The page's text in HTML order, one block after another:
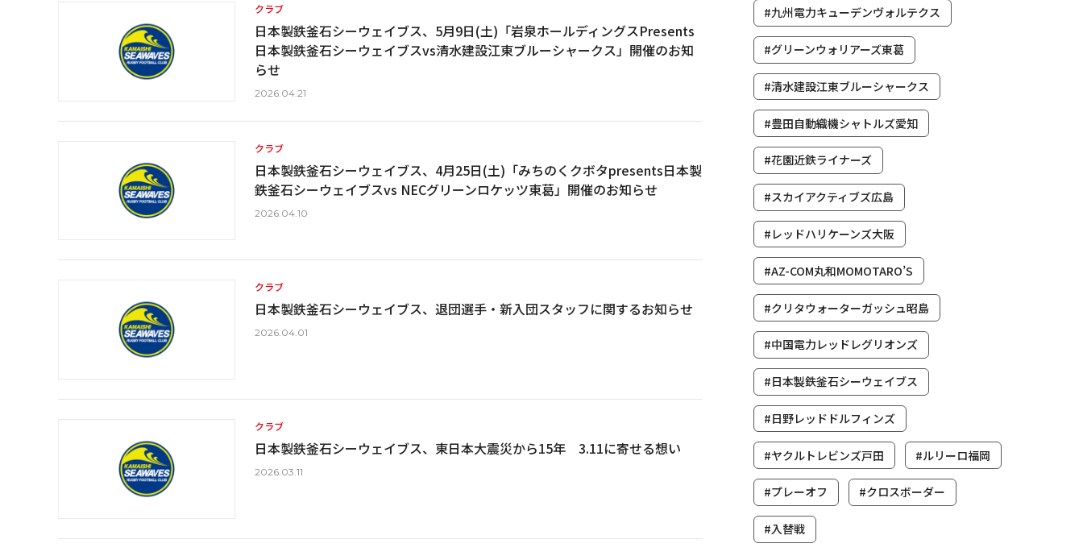
クラブ
日本製鉄釜石シーウェイブス、5月9日(土)「岩泉ホールディングスPresents
日本製鉄釜石シーウェイブスvs清水建設江東ブルーシャークス」開催のお知
らせ
2026.04.21
クラブ
日本製鉄釜石シーウェイブス、4月25日(土)「みちのくクボタpresents日本製
鉄釜石シーウェイブスvs NECグリーンロケッツ東葛」開催のお知らせ
2026.04.10
クラブ
日本製鉄釜石シーウェイブス、退団選手・新入団スタッフに関するお知らせ
2026.04.01
クラブ
日本製鉄釜石シーウェイブス、東日本大震災から15年 3.11に寄せる想い
2026.03.11
#九州電力キューデンヴォルテクス
#グリーンウォリアーズ東葛
#清水建設江東ブルーシャークス
#豊田自動織機シャトルズ愛知
#花園近鉄ライナーズ
#スカイアクティブズ広島
#レッドハリケーンズ大阪
#AZ-COM丸和MOMOTARO’S
#クリタウォーターガッシュ昭島
#中国電力レッドレグリオンズ
#日本製鉄釜石シーウェイブス
#日野レッドドルフィンズ
#ヤクルトレビンズ戸田 #ルリーロ福岡
#プレーオフ #クロスボーダー
#入替戦